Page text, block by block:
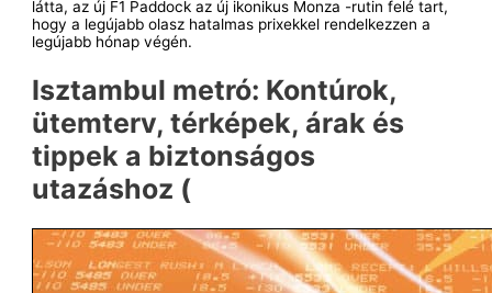
látta, az új F1 Paddock az új ikonikus Monza -rutin felé tart,
hogy a legújabb olasz hatalmas prixekkel rendelkezzen a
legújabb hónap végén.
Isztambul metró: Kontúrok,
ütemterv, térképek, árak és
tippek a biztonságos
utazáshoz (